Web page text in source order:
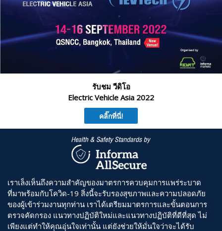
รับชม วีดิโอ
Electric Vehicle Asia 2022
คลิ๊กที่นี่!
เราเล็งเห็นถึงความสำคัญของมาตรการควบคุมการแพร่ระบาด
ที่มาพร้อมกับโควิด-19 สิ่งนี้จะรับรองสุขภาพและความปลอดภัย
ของผู้เข้าร่วมงานทุกท่าน เราได้เตรียมมาตรการและขั้นตอนการ
ตรวจคัดกรอง แนวทางปฏิบัติใหม่และแนวทางปฏิบัติที่ดีที่สุด ไม่
เพียงแต่ทำให้คุณอุ่นใจเท่านั้น แต่ยังช่วยให้มั่นใจว่าจะได้รับ